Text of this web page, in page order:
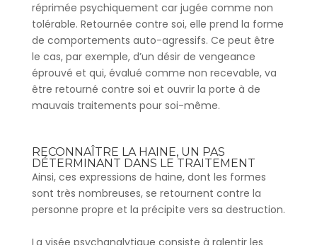
réprimée psychiquement car jugée comme non
tolérable. Retournée contre soi, elle prend la forme
de comportements auto-agressifs. Ce peut être
le cas, par exemple, d’un désir de vengeance
éprouvé et qui, évalué comme non recevable, va
être retourné contre soi et ouvrir la porte à de
mauvais traitements pour soi-même.
RECONNAÎTRE LA HAINE, UN PAS
DÉTERMINANT DANS LE TRAITEMENT
Ainsi, ces expressions de haine, dont les formes
sont très nombreuses, se retournent contre la
personne propre et la précipite vers sa destruction.